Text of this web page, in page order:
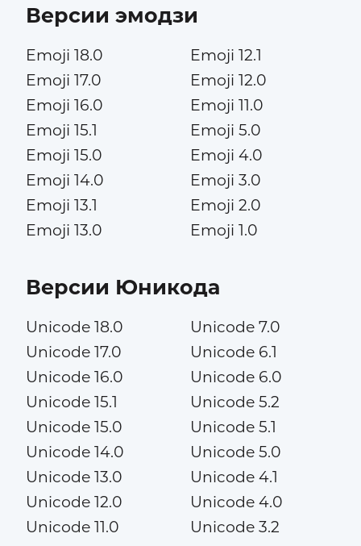
Версии эмодзи
Emoji 18.0
Emoji 17.0
Emoji 16.0
Emoji 15.1
Emoji 15.0
Emoji 14.0
Emoji 13.1
Emoji 13.0
Emoji 12.1
Emoji 12.0
Emoji 11.0
Emoji 5.0
Emoji 4.0
Emoji 3.0
Emoji 2.0
Emoji 1.0
Версии Юникода
Unicode 18.0
Unicode 17.0
Unicode 16.0
Unicode 15.1
Unicode 15.0
Unicode 14.0
Unicode 13.0
Unicode 12.0
Unicode 11.0
Unicode 7.0
Unicode 6.1
Unicode 6.0
Unicode 5.2
Unicode 5.1
Unicode 5.0
Unicode 4.1
Unicode 4.0
Unicode 3.2